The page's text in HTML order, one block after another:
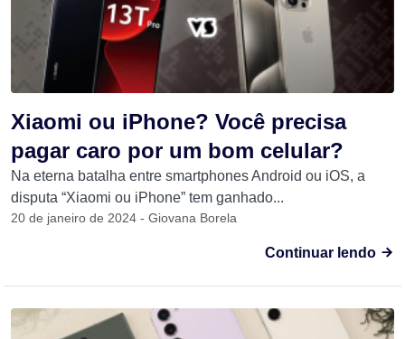
Xiaomi ou iPhone? Você precisa
pagar caro por um bom celular?
Na eterna batalha entre smartphones Android ou iOS, a
disputa “Xiaomi ou iPhone” tem ganhado...
20 de janeiro de 2024 - Giovana Borela
Continuar lendo